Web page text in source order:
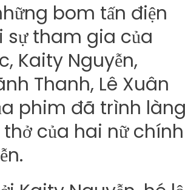
bom tấn điện
sự tham gia của
Kaity Nguyễn,
Thanh, Lê Xuân
phim đã trình
của hai nữ chính